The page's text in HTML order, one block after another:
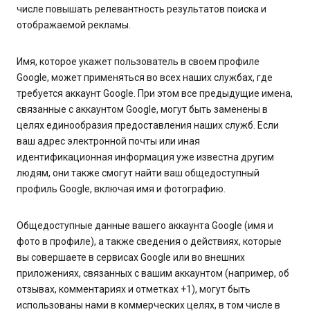
числе повышать релевантность результатов поиска и
отображаемой рекламы.
Имя, которое укажет пользователь в своем профиле
Google, может применяться во всех наших службах, где
требуется аккаунт Google. При этом все предыдущие имена,
связанные с аккаунтом Google, могут быть заменены в
целях единообразия предоставления наших служб. Если
ваш адрес электронной почты или иная
идентификационная информация уже известна другим
людям, они также смогут найти ваш общедоступный
профиль Google, включая имя и фотографию.
Общедоступные данные вашего аккаунта Google (имя и
фото в профиле), а также сведения о действиях, которые
вы совершаете в сервисах Google или во внешних
приложениях, связанных с вашим аккаунтом (например, об
отзывах, комментариях и отметках +1), могут быть
использованы нами в коммерческих целях, в том числе в